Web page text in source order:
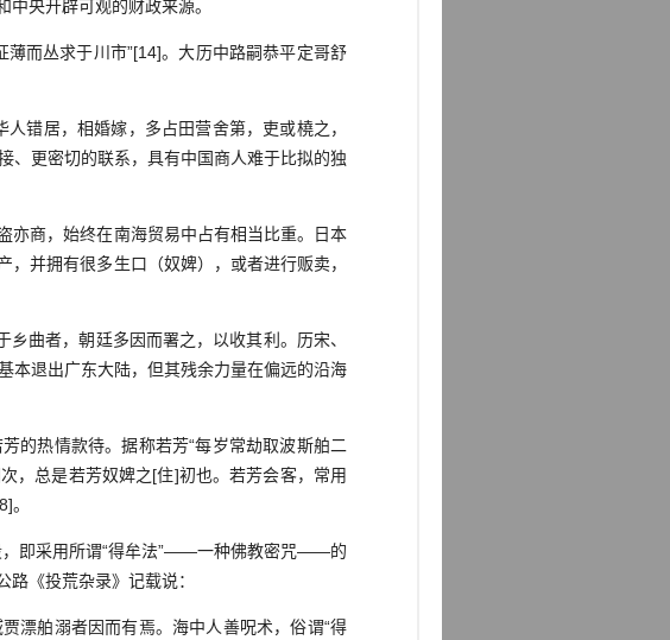
央开辟可观的财政来源。
而丛求于川市”[14]。大历中路嗣恭平定哥舒
错居，相婚嫁，多占田营舍第，吏或橈之，
、更密切的联系，具有中国商人难于比拟的独
商，始终在南海贸易中占有相当比重。日本
并拥有很多生口（奴婢），或者进行贩卖，
曲者，朝廷多因而署之，以收其利。历宋、
本退出广东大陆，但其残余力量在偏远的沿海
热情款待。据称若芳“每岁常劫取波斯舶二
，总是若芳奴婢之[住]初也。若芳会客，常用
。
，即采用所谓“得牟法”——一种佛教密咒——的
《投荒杂录》记载说：
舶溺者因而有焉。海中人善呪术，俗谓“得